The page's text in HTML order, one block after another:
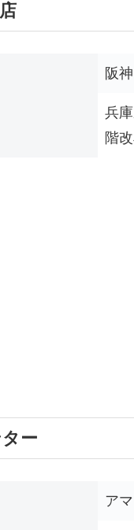
阪
兵
階
ー
ア